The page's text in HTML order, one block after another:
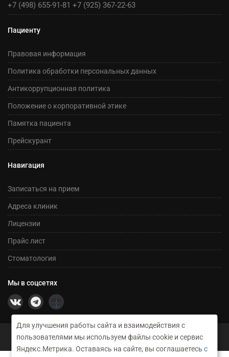
Для улучшения работы сайта и взаимодействия с
пользователями мы используем файлы cookie и сервис
Яндекс.Метрика. Оставаясь на сайте, вы соглашаетесьс
+7 (498) 655-91-81 +7 (925) 367-22-63
Пациенту
Правовая информация
Политика обработки персональных данных
Антикоррупционная политика
Положение о корпоративной этике
Памятка пациента
Прейскурант
Навигация
Записаться на прием
Адреса клиник
Лицензии
Прайс лист
Стоматология
Мы в соцсетях
©2026 Сеть медицинских центров Никсор
Техническое сопровождение и создание сайта RusGrup